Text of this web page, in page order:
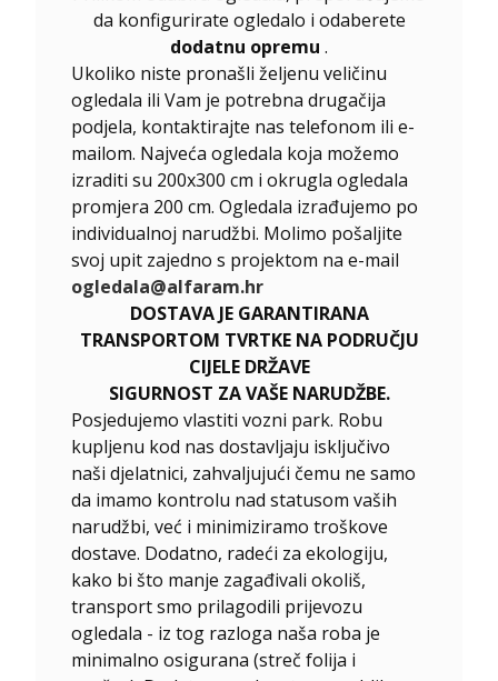
da konfigurirate ogledalo i odaberete
dodatnu opremu .
Ukoliko niste pronašli željenu veličinu
ogledala ili Vam je potrebna drugačija
podjela, kontaktirajte nas telefonom ili e-
mailom. Najveća ogledala koja možemo
izraditi su 200x300 cm i okrugla ogledala
promjera 200 cm. Ogledala izrađujemo po
individualnoj narudžbi. Molimo pošaljite
svoj upit zajedno s projektom na e-mail
ogledala@alfaram.hr
DOSTAVA JE GARANTIRANA
TRANSPORTOM TVRTKE NA PODRUČJU
CIJELE DRŽAVE
SIGURNOST ZA VAŠE NARUDŽBE.
Posjedujemo vlastiti vozni park. Robu
kupljenu kod nas dostavljaju isključivo
naši djelatnici, zahvaljujući čemu ne samo
da imamo kontrolu nad statusom vaših
narudžbi, već i minimiziramo troškove
dostave. Dodatno, radeći za ekologiju,
kako bi što manje zagađivali okoliš,
transport smo prilagodili prijevozu
ogledala - iz tog razloga naša roba je
minimalno osigurana (streč folija i